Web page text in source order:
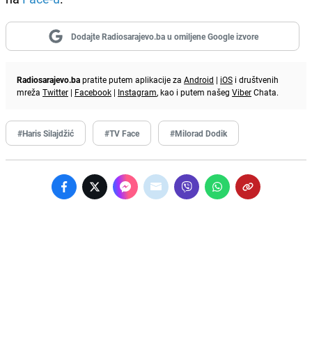
Dodajte Radiosarajevo.ba u omiljene Google izvore
Radiosarajevo.bapratite putem aplikacije za Android | iOS i društvenih
mreža Twitter | Facebook | Instagram, kao i putem našeg ViberChata.
#Haris Silajdžić #TV Face #Milorad Dodik